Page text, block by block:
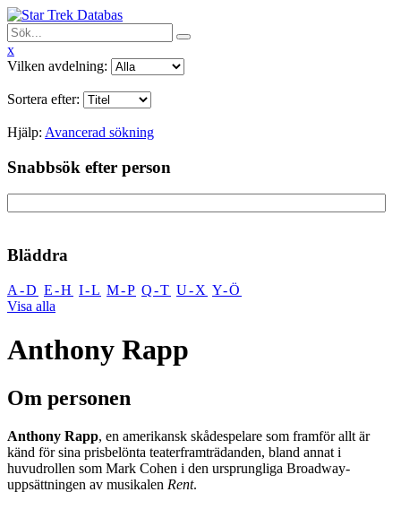
x
Vilken avdelning:
Sortera efter:
Hjälp: Avancerad sökning
Snabbsök efter person
Bläddra
A-D E-H I-L M-P Q-T U-X Y-Ö
Visa alla
Anthony Rapp
Om personen
Anthony Rapp, en amerikansk skådespelare som framför allt är
känd för sina prisbelönta teaterframträdanden, bland annat i
huvudrollen som Mark Cohen i den ursprungliga Broadway-
uppsättningen av musikalen Rent.